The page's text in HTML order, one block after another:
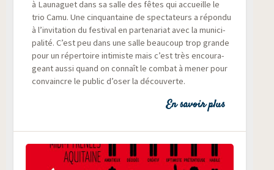
à Lau­na­guet dans sa salle des fêtes qui accueille le
trio Camu. Une cin­quan­taine de spec­ta­teurs a répon­du
à l’invitation du fes­ti­val en par­te­na­riat avec la muni­ci­
pa­li­té. C’est peu dans une salle beau­coup trop grande
pour un réper­toire inti­miste mais c’est très encou­ra­
geant aus­si quand on connaît le com­bat à mener pour
convaincre le public d’oser la découverte.
En savoir plus